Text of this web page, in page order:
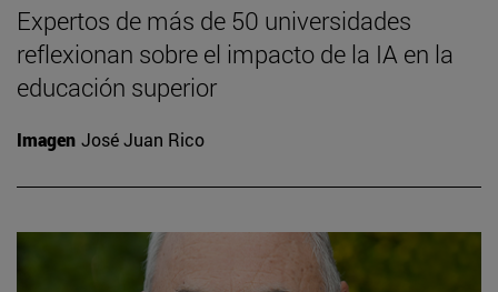
Expertos de más de 50 universidades
reflexionan sobre el impacto de la IA en la
educación superior
Imagen José Juan Rico